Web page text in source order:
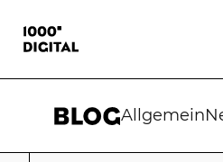
Allgemein